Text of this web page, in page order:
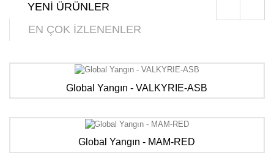
YENİ ÜRÜNLER
EN ÇOK İZLENENLER
Global Yangın - VALKYRIE-ASB
Global Yangın - MAM-RED